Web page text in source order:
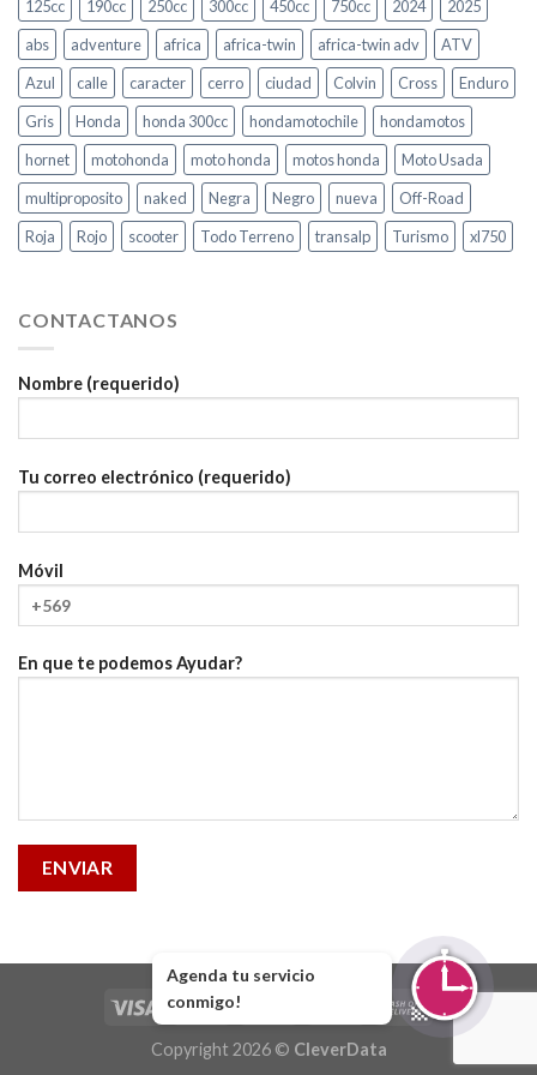
125cc 190cc 250cc 300cc 450cc 750cc 2024
2025
abs
adventure africa africa-twin africa-twin adv
ATV
Azul
calle caracter cerro ciudad Colvin Cross
Enduro
Gris
Honda honda 300cc hondamotochile
hondamotos
hornet
motohonda moto honda motos honda
Moto Usada
multiproposito
naked Negra Negro nueva
Off-Road
Roja
Rojo scooter Todo Terreno transalp Turismo xl750
CONTACTANOS
Nombre (requerido)
Tu correo electrónico (requerido)
Móvil
En que te podemos Ayudar?
Copyright 2026 © CleverData
Agenda tu servicio
conmigo!